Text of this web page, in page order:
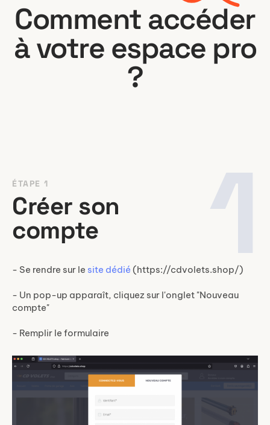
Comment accéder
à votre espace pro
?
1
ÉTAPE 1
Créer son
compte
- Se rendre sur le site dédié (https://cdvolets.shop/)
- Un pop-up apparaît, cliquez sur l'onglet "Nouveau
compte"
- Remplir le formulaire